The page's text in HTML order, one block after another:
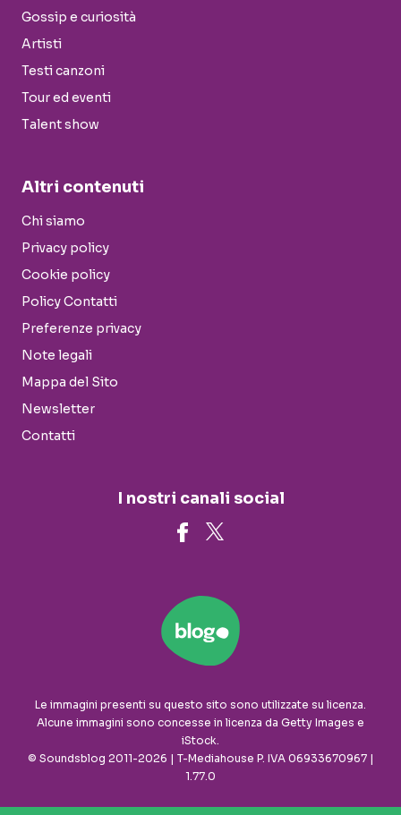
Gossip e curiosità
Artisti
Testi canzoni
Tour ed eventi
Talent show
Altri contenuti
Chi siamo
Privacy policy
Cookie policy
Policy Contatti
Preferenze privacy
Note legali
Mappa del Sito
Newsletter
Contatti
I nostri canali social
Le immagini presenti su questo sito sono utilizzate su licenza.
Alcune immagini sono concesse in licenza da Getty Images e
iStock.
© Soundsblog 2011-2026 | T-Mediahouse P. IVA 06933670967 |
1.77.0